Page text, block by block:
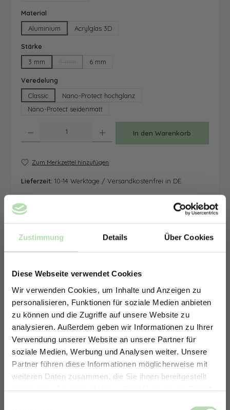
Zustimmung Details Über Cookies
Diese Webseite verwendet Cookies
Wir verwenden Cookies, um Inhalte und Anzeigen zu
personalisieren, Funktionen für soziale Medien anbieten
zu können und die Zugriffe auf unsere Website zu
analysieren. Außerdem geben wir Informationen zu Ihrer
Verwendung unserer Website an unsere Partner für
soziale Medien, Werbung und Analysen weiter. Unsere
Partner führen diese Informationen möglicherweise mit
weiteren Daten zusammen, die Sie ihnen bereitgestellt
haben oder die sie im Rahmen Ihrer Nutzung der Dienste
Material
Aluminium
Acrylglas 3D
Stärke
3 mm
(Diese Option ist zurzeit nicht verfügbar.)
6 mm
Veredelung
Classic
Nano-Protect hochglanz
Nano-Protect seidenmatt
In den Warenkorb
Zum Merkzettel hinzufügen
Lieferzeit: 10-14 Werktage / Versandkostenfrei in DE
ERHALTE 5% RABATT AUF
DEINE RÜCKWÄNDE